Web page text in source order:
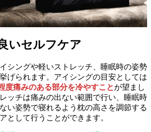
いセルフケア
シングや軽いストレッチ、睡眠時の姿勢
げられます。アイシングの目安としては
度痛みのある部分を冷やすことが望まし
ッチは痛みの出ない範囲で行い、睡眠時
い姿勢で寝れるよう枕の高さを調節する
として行うことができます。